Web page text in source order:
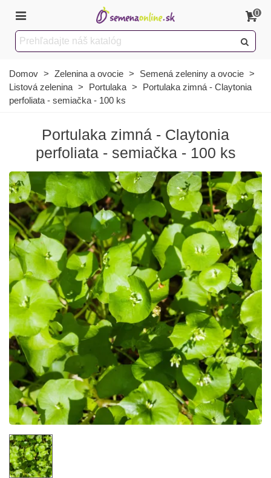
0
Domov > Zelenina a ovocie > Semená zeleniny a ovocie >
Listová zelenina > Portulaka >
Portulaka zimná - Claytonia
perfoliata - semiačka - 100 ks
Portulaka zimná - Claytonia
perfoliata - semiačka - 100 ks